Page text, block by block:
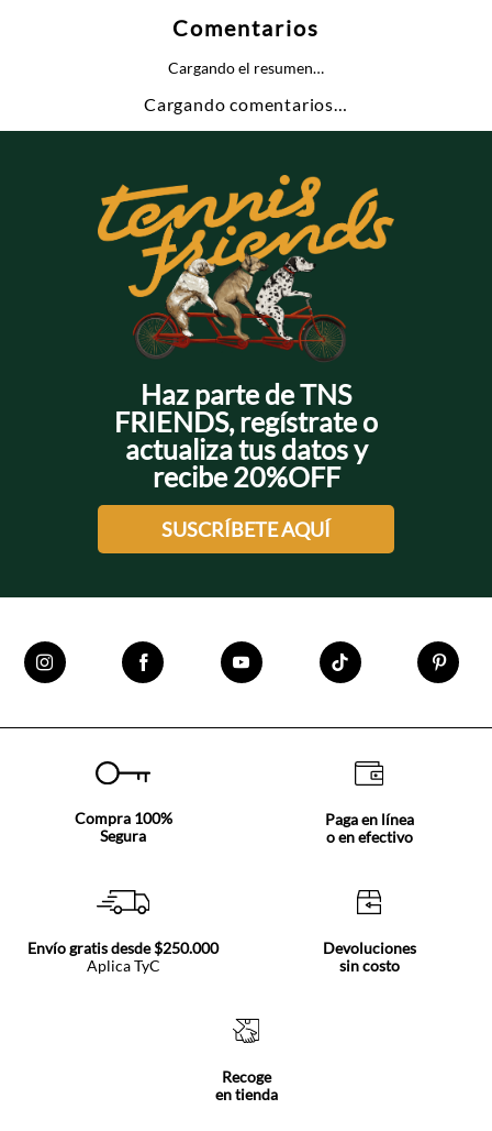
Comentarios
Cargando el resumen…
Cargando comentarios…
Haz parte de TNS
FRIENDS, regístrate o
actualiza tus datos y
recibe 20%OFF
SUSCRÍBETE AQUÍ
Compra 100%
Segura
Paga en línea
o en efectivo
Envío gratis desde $250.000
Aplica TyC
Devoluciones
sin costo
Recoge
en tienda